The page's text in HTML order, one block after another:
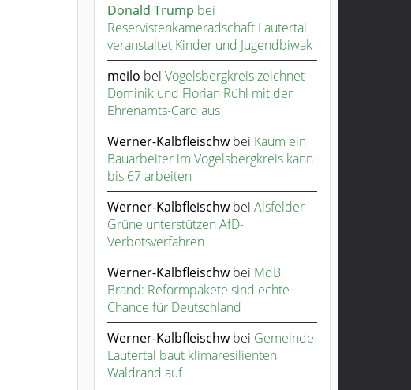
Donald Trump bei
Reservistenkameradschaft Lautertal
veranstaltet Kinder und Jugendbiwak
meilo bei Vogelsbergkreis zeichnet
Dominik und Florian Rühl mit der
Ehrenamts-Card aus
Werner-Kalbfleischwbei Kaum ein
Bauarbeiter im Vogelsbergkreis kann
bis 67 arbeiten
Werner-Kalbfleischwbei Alsfelder
Grüne unterstützen AfD-
Verbotsverfahren
Werner-Kalbfleischwbei MdB
Brand: Reformpakete sind echte
Chance für Deutschland
Werner-Kalbfleischwbei Gemeinde
Lautertal baut klimaresilienten
Waldrand auf